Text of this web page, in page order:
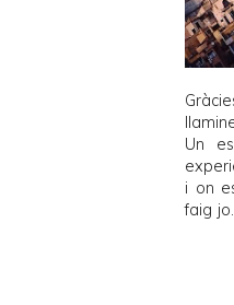
Un
i on
faig jo.